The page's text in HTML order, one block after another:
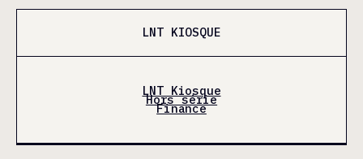
LNT KIOSQUE
LNT Kiosque
Hors série
Finance